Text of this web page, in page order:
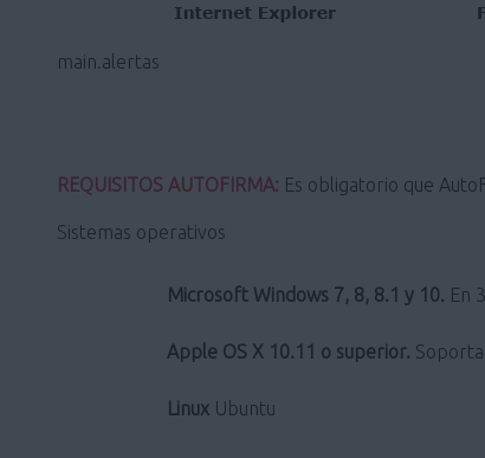
main.alertas
REQUISITOS AUTOFIRMA: Es obligatorio que
Sistemas operativos
Microsoft Windows 7, 8, 8.1 y 10. En
Apple OS X 10.11 o superior.
LinuxUbuntu